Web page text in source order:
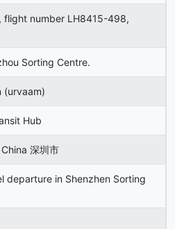
flight number LH8415-498,
Sorting Centre.
(urvaam)
Hub
深圳市
departure in Shenzhen Sorting